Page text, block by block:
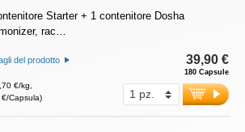
Starter + 1 contenitore Dosha
rac…
del prodotto
€/kg,
Capsula)
180 Capsule
39,90 €